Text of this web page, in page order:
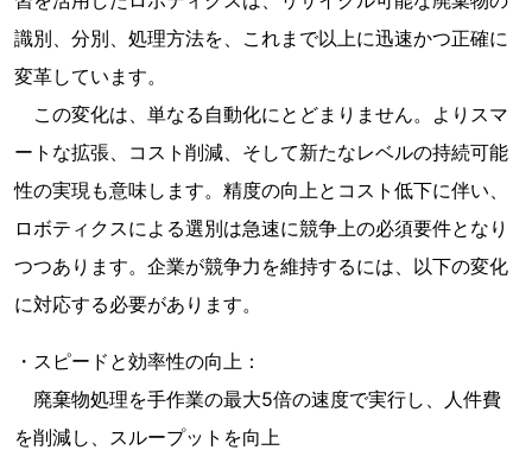
識別、分別、処理方法を、これまで以上に迅速かつ正確に
変革しています。
この変化は、単なる自動化にとどまりません。よりスマ
ートな拡張、コスト削減、そして新たなレベルの持続可能
性の実現も意味します。精度の向上とコスト低下に伴い、
ロボティクスによる選別は急速に競争上の必須要件となり
つつあります。企業が競争力を維持するには、以下の変化
に対応する必要があります。
・スピードと効率性の向上：
廃棄物処理を手作業の最大5倍の速度で実行し、人件費
を削減し、スループットを向上